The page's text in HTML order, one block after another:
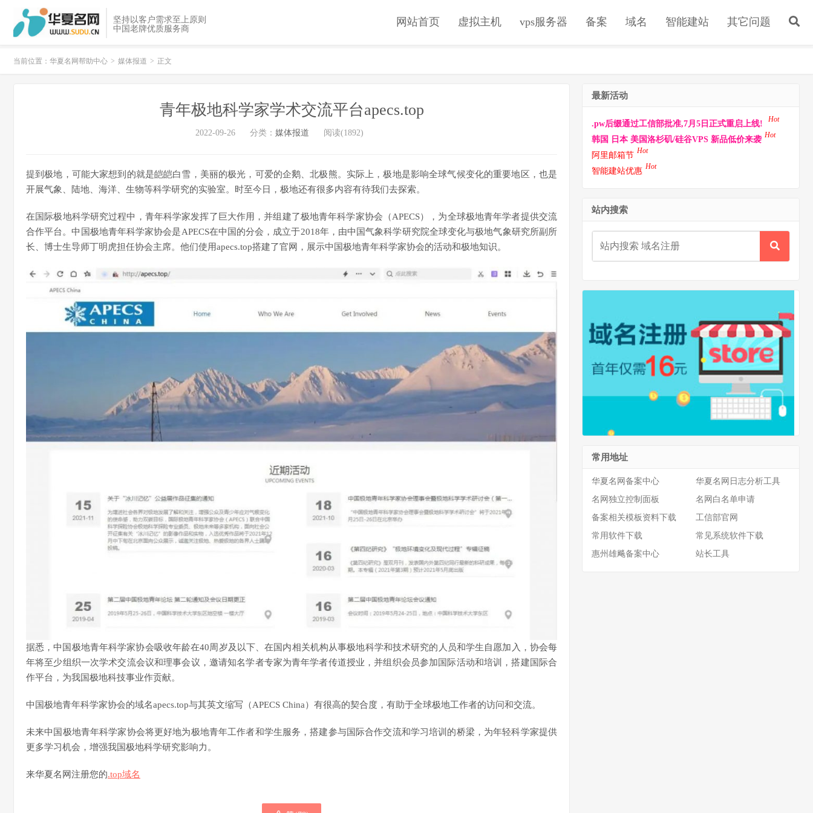
坚持以客户需求至上原则
中国老牌优质服务商
网站首页 虚拟主机 vps服务器 备案 域名 智能建站 其它问题
当前位置： 华夏名网帮助中心 > 媒体报道 > 正文
青年极地科学家学术交流平台apecs.top
2022-09-26 分类： 媒体报道 阅读(1892)
提到极地，可能大家想到的就是皑皑白雪，美丽的极光，可爱的企鹅、北极熊。实际上，极地是影响全球气候变化的重要地区，也是
开展气象、陆地、海洋、生物等科学研究的实验室。时至今日，极地还有很多内容有待我们去探索。
在国际极地科学研究过程中，青年科学家发挥了巨大作用，并组建了极地青年科学家协会（APECS），为全球极地青年学者提供交流
合作平台。中国极地青年科学家协会是APECS在中国的分会，成立于2018年，由中国气象科学研究院全球变化与极地气象研究所副所
长、博士生导师丁明虎担任协会主席。他们使用apecs.top搭建了官网，展示中国极地青年科学家协会的活动和极地知识。
据悉，中国极地青年科学家协会吸收年龄在40周岁及以下、在国内相关机构从事极地科学和技术研究的人员和学生自愿加入，协会每
年将至少组织一次学术交流会议和理事会议，邀请知名学者专家为青年学者传道授业，并组织会员参加国际活动和培训，搭建国际合
作平台，为我国极地科技事业作贡献。
中国极地青年科学家协会的域名apecs.top与其英文缩写（APECS China）有很高的契合度，有助于全球极地工作者的访问和交流。
未来中国极地青年科学家协会将更好地为极地青年工作者和学生服务，搭建参与国际合作交流和学习培训的桥梁，为年轻科学家提供
更多学习机会，增强我国极地科学研究影响力。
来华夏名网注册您的.top域名
最新活动
.pw后缀通过工信部批准,7月5日正式重启上线! Hot
韩国 日本 美国洛杉矶/硅谷VPS 新品低价来袭 Hot
阿里邮箱节 Hot
智能建站优惠 Hot
站内搜索
常用地址
华夏名网备案中心
华夏名网日志分析工具
名网独立控制面板
名网白名单申请
备案相关模板资料下载
工信部官网
常用软件下载
常见系统软件下载
惠州雄飚备案中心
站长工具